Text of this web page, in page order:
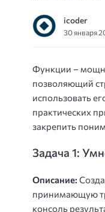
icoder
30 января
Функции –
позволяющий
использовать
практических
закрепить
Задача 1:
Описание:
принимающую
консоль